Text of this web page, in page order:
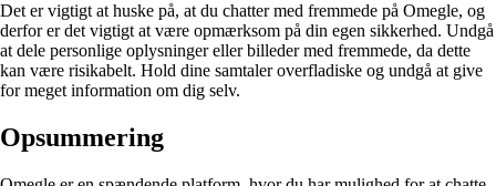
Det er vigtigt at huske på, at du chatter med fremmede på Omegle, og
derfor er det vigtigt at være opmærksom på din egen sikkerhed. Undgå
at dele personlige oplysninger eller billeder med fremmede, da dette
kan være risikabelt. Hold dine samtaler overfladiske og undgå at give
for meget information om dig selv.
Opsummering